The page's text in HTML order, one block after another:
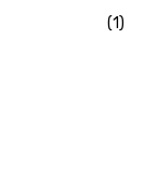
(1)